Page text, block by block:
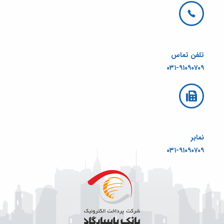
تلفن تماس
۰۳۱-۹۱۰۹۰۷۰۹
نمابر
۰۳۱-۹۱۰۹۰۷۰۹